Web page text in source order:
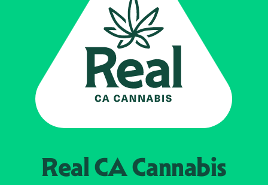
Real CACannabis